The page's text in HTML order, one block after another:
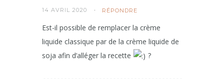
14 AVRIL 2020 RÉPONDRE
Est-il possible de remplacer la crème
liquide classique par de la crème liquide de
soja afin d’alléger la recette
?